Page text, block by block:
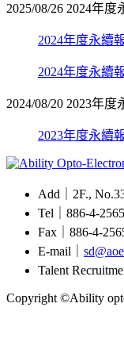
2025/08/26 2024年度
2024年度永續
2024年度永續
2024/08/20 2023年度
2023年度永續
Add｜2F.,
Tel｜886-4-
Fax｜886-4-
E-mail｜
Talent
Copyright ©Ability